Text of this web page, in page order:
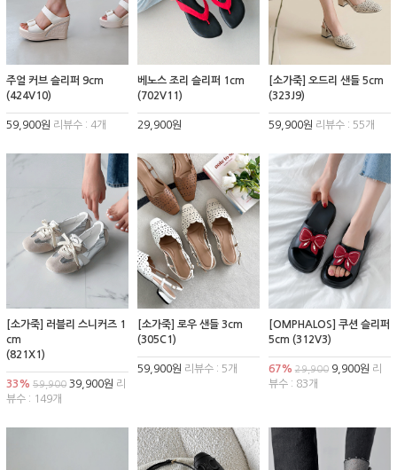
주얼 커브 슬리퍼 9cm
(424V10)
59,900원 리뷰수 : 4개
베노스 조리 슬리퍼 1cm
(702V11)
29,900원
[소가죽] 오드리 샌들 5cm
(323J9)
59,900원 리뷰수 : 55개
[소가죽] 러블리 스니커즈 1
cm
(821X1)
33% 59,900 39,900원 리
뷰수 : 149개
[소가죽] 로우 샌들 3cm
(305C1)
59,900원 리뷰수 : 5개
[OMPHALOS] 쿠션 슬리퍼
5cm (312V3)
67% 29,9009,900원 리
뷰수 : 83개